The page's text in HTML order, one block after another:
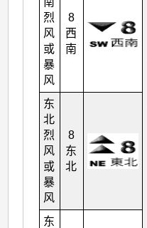
烈
风
或
暴
风
8
西
南
东
北
烈
风
或
暴
风
8
东
北
东